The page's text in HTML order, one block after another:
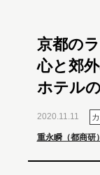
京都の
心と郊
ホテル
2020.11.11
重永瞬（都商研）